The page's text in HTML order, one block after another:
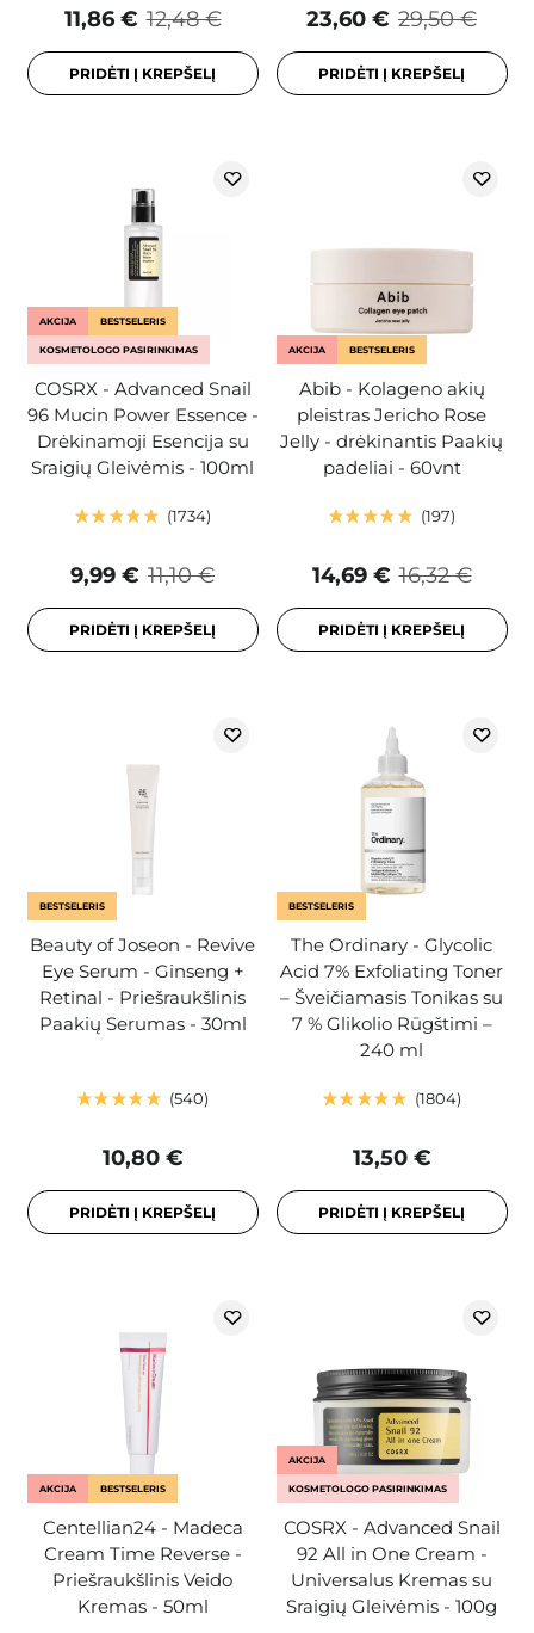
12,48 €
11,86 €
PRIDĖTI Į KREPŠELĮ
29,50 €
23,60 €
PRIDĖTI Į KREPŠELĮ
AKCIJA BESTSELERIS
KOSMETOLOGO PASIRINKIMAS
COSRX - Advanced Snail
96 Mucin Power Essence -
Drėkinamoji Esencija su
Sraigių Gleivėmis - 100ml
1734
11,10 €
9,99 €
PRIDĖTI Į KREPŠELĮ
AKCIJA BESTSELERIS
Abib - Kolageno akių
pleistras Jericho Rose
Jelly - drėkinantis Paakių
padeliai - 60vnt
197
16,32 €
14,69 €
PRIDĖTI Į KREPŠELĮ
BESTSELERIS
Beauty of Joseon - Revive
Eye Serum - Ginseng +
Retinal - Priešraukšlinis
Paakių Serumas - 30ml
540
10,80 €
PRIDĖTI Į KREPŠELĮ
BESTSELERIS
The Ordinary - Glycolic
Acid 7% Exfoliating Toner
– Šveičiamasis Tonikas su
7 % Glikolio Rūgštimi –
240 ml
1804
13,50 €
PRIDĖTI Į KREPŠELĮ
AKCIJA BESTSELERIS
Centellian24 - Madeca
Cream Time Reverse -
Priešraukšlinis Veido
Kremas - 50ml
AKCIJA
KOSMETOLOGO PASIRINKIMAS
COSRX - Advanced Snail
92 All in One Cream -
Universalus Kremas su
Sraigių Gleivėmis - 100g